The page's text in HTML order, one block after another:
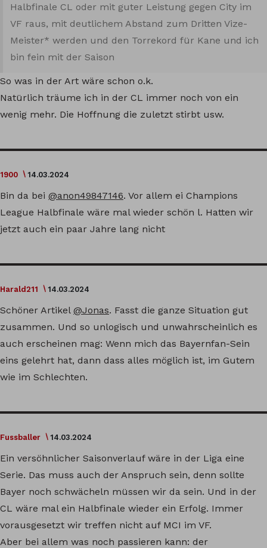
Halbfinale CL oder mit guter Leistung gegen City im
VF raus, mit deutlichem Abstand zum Dritten Vize-
Meister* werden und den Torrekord für Kane und ich
bin fein mit der Saison
So was in der Art wäre schon o.k.
Natürlich träume ich in der CL immer noch von ein
wenig mehr. Die Hoffnung die zuletzt stirbt usw.
1900 14.03.2024
Bin da bei @anon49847146. Vor allem ei Champions
League Halbfinale wäre mal wieder schön l. Hatten wir
jetzt auch ein paar Jahre lang nicht
Harald211 14.03.2024
Schöner Artikel @Jonas. Fasst die ganze Situation gut
zusammen. Und so unlogisch und unwahrscheinlich es
auch erscheinen mag: Wenn mich das Bayernfan-Sein
eins gelehrt hat, dann dass alles möglich ist, im Gutem
wie im Schlechten.
Fussballer 14.03.2024
Ein versöhnlicher Saisonverlauf wäre in der Liga eine
Serie. Das muss auch der Anspruch sein, denn sollte
Bayer noch schwächeln müssen wir da sein. Und in der
CL wäre mal ein Halbfinale wieder ein Erfolg. Immer
vorausgesetzt wir treffen nicht auf MCI im VF.
Aber bei allem was noch passieren kann: der